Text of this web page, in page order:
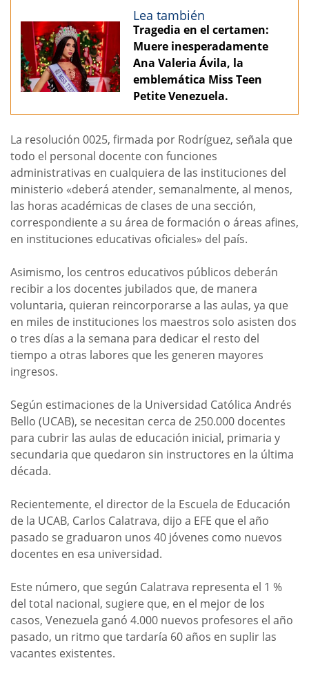
Lea también
Tragedia en el certamen:
Muere inesperadamente
Ana Valeria Ávila, la
emblemática Miss Teen
Petite Venezuela.
La resolución 0025, firmada por Rodríguez, señala que
todo el personal docente con funciones
administrativas en cualquiera de las instituciones del
ministerio «deberá atender, semanalmente, al menos,
las horas académicas de clases de una sección,
correspondiente a su área de formación o áreas afines,
en instituciones educativas oficiales» del país.
Asimismo, los centros educativos públicos deberán
recibir a los docentes jubilados que, de manera
voluntaria, quieran reincorporarse a las aulas, ya que
en miles de instituciones los maestros solo asisten dos
o tres días a la semana para dedicar el resto del
tiempo a otras labores que les generen mayores
ingresos.
Según estimaciones de la Universidad Católica Andrés
Bello (UCAB), se necesitan cerca de 250.000 docentes
para cubrir las aulas de educación inicial, primaria y
secundaria que quedaron sin instructores en la última
década.
Recientemente, el director de la Escuela de Educación
de la UCAB, Carlos Calatrava, dijo a EFE que el año
pasado se graduaron unos 40 jóvenes como nuevos
docentes en esa universidad.
Este número, que según Calatrava representa el 1 %
del total nacional, sugiere que, en el mejor de los
casos, Venezuela ganó 4.000 nuevos profesores el año
pasado, un ritmo que tardaría 60 años en suplir las
vacantes existentes.